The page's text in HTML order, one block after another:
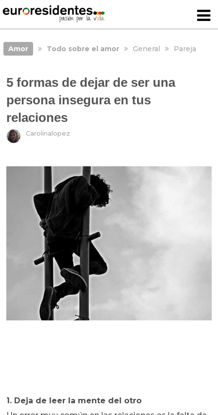
Amor Todo sobre el amor General Pareja
5 formas de dejar de ser una
persona insegura en tus
relaciones
Carolinalopez
1. Deja de leer la mente del otro